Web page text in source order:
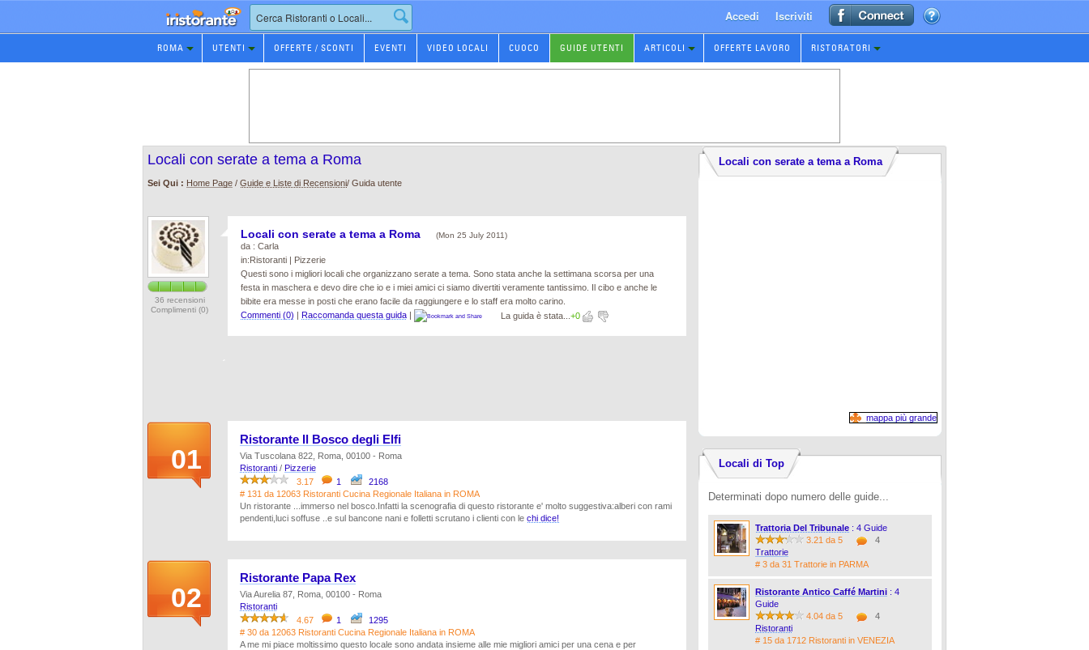
Prenotazione
Ristorante
Accedi Iscriviti
ROMA UTENTI OFFERTE / SCONTI EVENTI VIDEO LOCALI CUOCO GUIDE UTENTI ARTICOLI OFFERTE LAVORO RISTORATORI
Locali con serate a tema a Roma
Sei Qui : Home Page / Guide e Liste di Recensioni/ Guida utente
36 recensioni
Complimenti (0)
Locali con serate a tema a Roma (Mon 25 July 2011)
da : Carla
in:Ristoranti | Pizzerie
Questi sono i migliori locali che organizzano serate a tema. Sono stata anche la settimana scorsa per una
festa in maschera e devo dire che io e i miei amici ci siamo divertiti veramente tantissimo. Il cibo e anche le
bibite era messe in posti che erano facile da raggiungere e lo staff era molto carino.
Commenti (0) | Raccomanda questa guida | La guida è stata... +0
01
Ristorante Il Bosco degli Elfi
Via Tuscolana 822, Roma, 00100 - Roma
Ristoranti / Pizzerie
3.17
1
2168
# 131 da 12063 Ristoranti Cucina Regionale Italiana in ROMA
Un ristorante ...immerso nel bosco.Infatti la scenografia di questo ristorante e' molto suggestiva:alberi con rami
pendenti,luci soffuse ..e sul bancone nani e folletti scrutano i clienti con le chi dice!
02
Ristorante Papa Rex
Via Aurelia 87, Roma, 00100 - Roma
Ristoranti
4.67
1
1295
# 30 da 12063 Ristoranti Cucina Regionale Italiana in ROMA
A me mi piace moltissimo questo locale sono andata insieme alle mie migliori amici per una cena e per
Locali con serate a tema a Roma
mappa più grande
Locali di Top
Determinati dopo numero delle guide...
Trattoria Del Tribunale : 4 Guide
3.21 da 5
4
Trattorie
# 3 da 31 Trattorie in PARMA
Ristorante Antico Caffé Martini : 4
Guide
4.04 da 5
4
Ristoranti
# 15 da 1712 Ristoranti in VENEZIA